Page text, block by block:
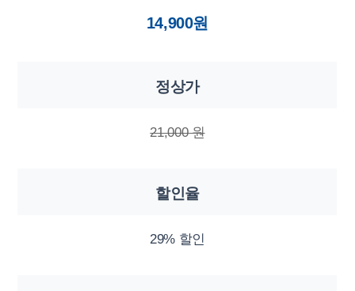
14,900원
정상가
21,000 원
할인율
29% 할인